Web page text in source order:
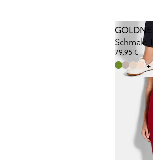
Schmale
79,95 €
+
GOLDNER
79,95 €
+ 4